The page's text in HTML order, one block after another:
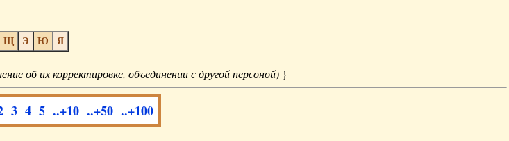
Щ Э Ю Я
об их корректировке, объединении с другой персоной) }
3 4 5 ..+10 ..+50 ..+100